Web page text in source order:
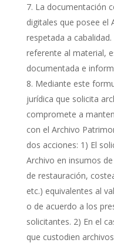
La documentación
digitales que posee el
respetada a
referente al material,
documentada e
Mediante este
jurídica que solicita
compromete a
con el Archivo
dos acciones: 1) El
Archivo en insumos
de restauración,
etc.) equivalentes al
o de acuerdo a los
solicitantes. 2) En el
que custodien